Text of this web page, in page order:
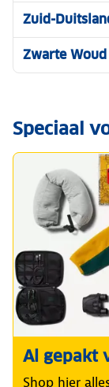
Zuid-
Zwarte Woud
Speciaal
Al gepakt
Shop hier